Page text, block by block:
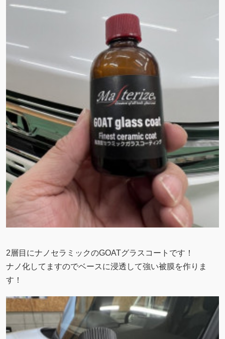
2層目にナノセラミックのGOATグラスコートです！
ナノ化してますのでベースに浸透して強い被膜を作りま
す！